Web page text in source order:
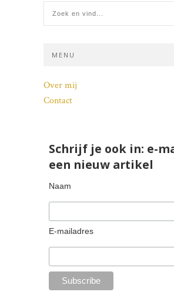
MENU
Over mij
Contact
Schrijf je ook in: e-
een nieuw artikel
Naam
E-mailadres